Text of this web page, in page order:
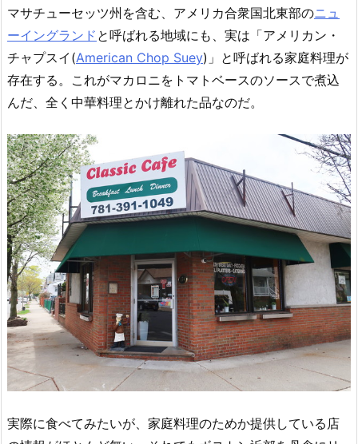
マサチューセッツ州を含む、アメリカ合衆国北東部のニュ
ーイングランド と呼ばれる地域にも、実は「アメリカン・
チャプスイ(American Chop Suey)」と呼ばれる家庭料理が
存在する。これがマカロニをトマトベースのソースで煮込
んだ、全く中華料理とかけ離れた品なのだ。
実際に食べてみたいが、家庭料理のためか提供している店